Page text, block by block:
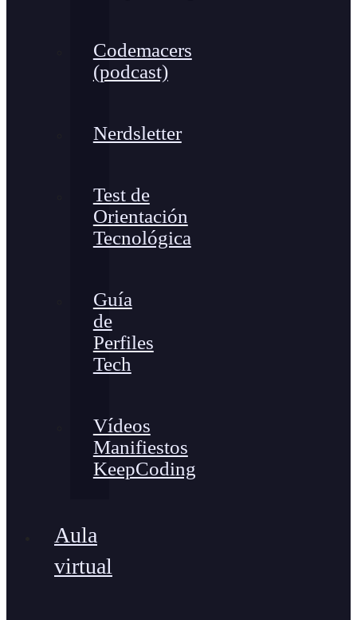
Codemacers
(podcast)
Nerdsletter
Test de
Orientación
Tecnológica
Guía
de
Perfiles
Tech
Vídeos
Manifiestos
KeepCoding
Aula
virtual